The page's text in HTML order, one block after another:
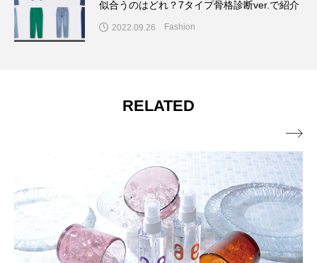
似合うのはどれ？7タイプ骨格診断ver.で紹介
2022.09.26 Fashion
RELATED
